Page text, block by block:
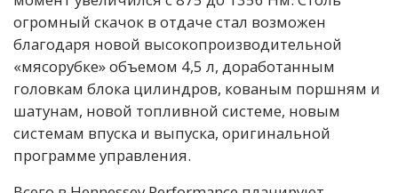
огромный скачок в отдаче стал возможен
благодаря новой высокопроизводительной
«мясорубке» объемом 4,5 л, доработанным
головкам блока цилиндров, кованым поршням и
шатунам, новой топливной системе, новым
системам впуска и выпуска, оригинальной
программе управления.